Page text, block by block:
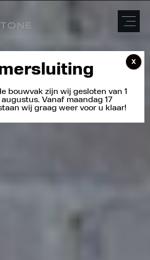
bouwvak zijn wij gesloten van 1
Vanaf maandag 17
wij graag weer voor u klaar!
X